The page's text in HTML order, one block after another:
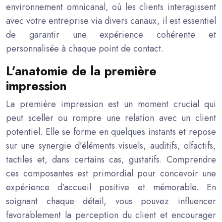
environnement omnicanal, où les clients interagissent
avec votre entreprise via divers canaux, il est essentiel
de garantir une expérience cohérente et
personnalisée à chaque point de contact.
L’anatomie de la première
impression
La première impression est un moment crucial qui
peut sceller ou rompre une relation avec un client
potentiel. Elle se forme en quelques instants et repose
sur une synergie d’éléments visuels, auditifs, olfactifs,
tactiles et, dans certains cas, gustatifs. Comprendre
ces composantes est primordial pour concevoir une
expérience d’accueil positive et mémorable. En
soignant chaque détail, vous pouvez influencer
favorablement la perception du client et encourager